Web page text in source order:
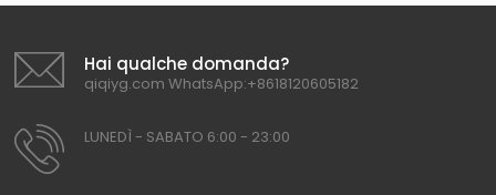
Hai qualche domanda?
qiqiyg.com WhatsApp:+8618120605182
LUNEDÌ - SABATO 6:00 - 23:00